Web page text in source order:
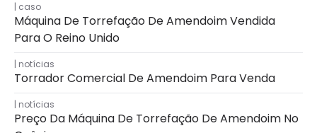
caso
Máquina De Torrefação De Amendoim Vendida
Para O Reino Unido
notícias
Torrador Comercial De Amendoim Para Venda
notícias
Preço Da Máquina De Torrefação De Amendoim No